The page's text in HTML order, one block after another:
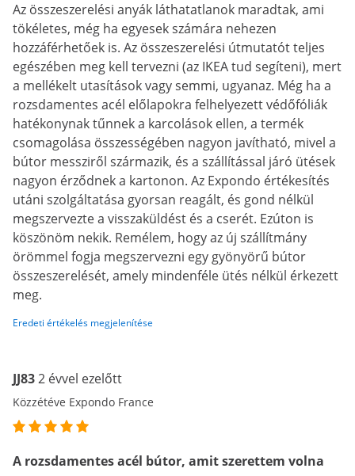
Az összeszerelési anyák láthatatlanok maradtak, ami
tökéletes, még ha egyesek számára nehezen
hozzáférhetőek is. Az összeszerelési útmutatót teljes
egészében meg kell tervezni (az IKEA tud segíteni), mert
a mellékelt utasítások vagy semmi, ugyanaz. Még ha a
rozsdamentes acél előlapokra felhelyezett védőfóliák
hatékonynak tűnnek a karcolások ellen, a termék
csomagolása összességében nagyon javítható, mivel a
bútor messziről származik, és a szállítással járó ütések
nagyon érződnek a kartonon. Az Expondo értékesítés
utáni szolgáltatása gyorsan reagált, és gond nélkül
megszervezte a visszaküldést és a cserét. Ezúton is
köszönöm nekik. Remélem, hogy az új szállítmány
örömmel fogja megszervezni egy gyönyörű bútor
összeszerelését, amely mindenféle ütés nélkül érkezett
meg.
Eredeti értékelés megjelenítése
JJ832 évvel ezelőtt
Közzétéve Expondo France
A rozsdamentes acél bútor, amit szerettem volna